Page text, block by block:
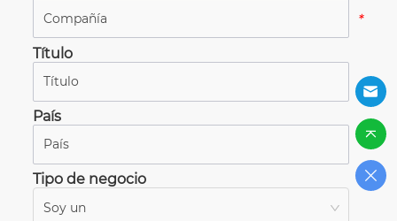
*
Título
*
País
*
Tipo de negocio
Soy un